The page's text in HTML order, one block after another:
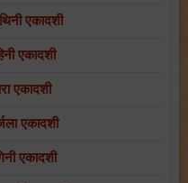
एकादशी
एकादशी
एकादशी
एकादशी
एकादशी